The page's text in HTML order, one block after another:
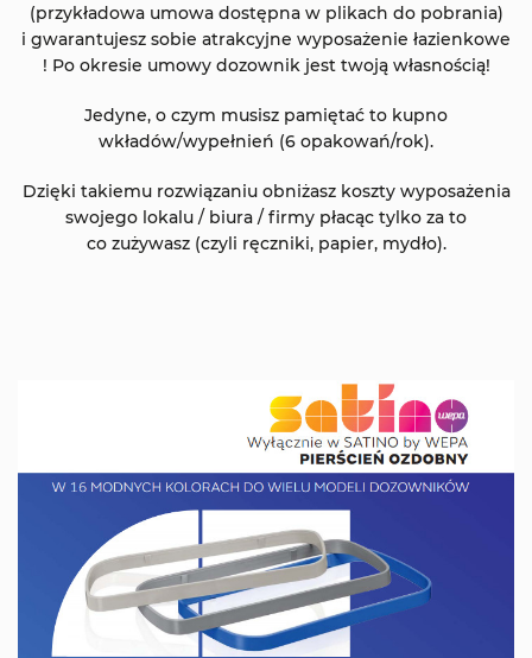
(przykładowa umowa dostępna w plikach do pobrania)
i gwarantujesz sobie atrakcyjne wyposażenie łazienkowe
! Po okresie umowy dozownik jest twoją własnością!
Jedyne, o czym musisz pamiętać to kupno
wkładów/wypełnień (6 opakowań/rok).
Dzięki takiemu rozwiązaniu obniżasz koszty wyposażenia
swojego lokalu / biura / firmy płacąc tylko za to
co zużywasz (czyli ręczniki, papier, mydło).